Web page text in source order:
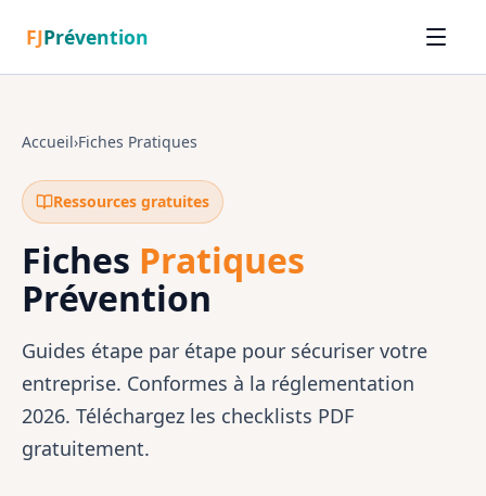
FJPrévention
Accueil›Fiches Pratiques
Ressources gratuites
Fiches Pratiques
Prévention
Guides étape par étape pour sécuriser votre
entreprise. Conformes à la réglementation
2026. Téléchargez les checklists PDF
gratuitement.